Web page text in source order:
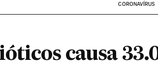
CORONAVÍRUS
causa